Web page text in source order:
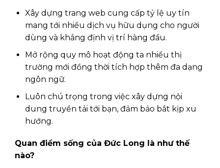
Xây dựng trang web cung cấp tỷ lệ uy tín
mang tới nhiều dịch vụ hữu dụng cho người
dùng và khẳng định vị trí hàng đầu.
Mở rộng quy mô hoạt động ta nhiều thị
trường mới đồng thời tích hợp thêm đa dạng
ngôn ngữ.
Luôn chú trọng trong việc xây dựng nội
dung truyền tải tới bạn, đảm bảo bắt kịp xu
hướng.
Quan điểm sống của Đức Long là như thế
nào?